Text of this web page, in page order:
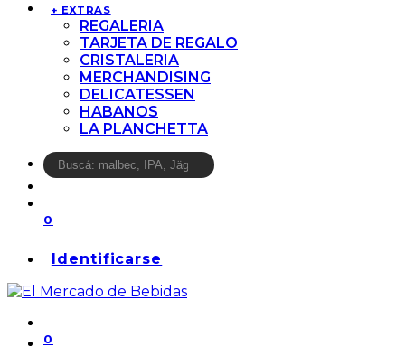
+ EXTRAS
REGALERIA
TARJETA DE REGALO
CRISTALERIA
MERCHANDISING
DELICATESSEN
HABANOS
LA PLANCHETTA
0
Identificarse
0